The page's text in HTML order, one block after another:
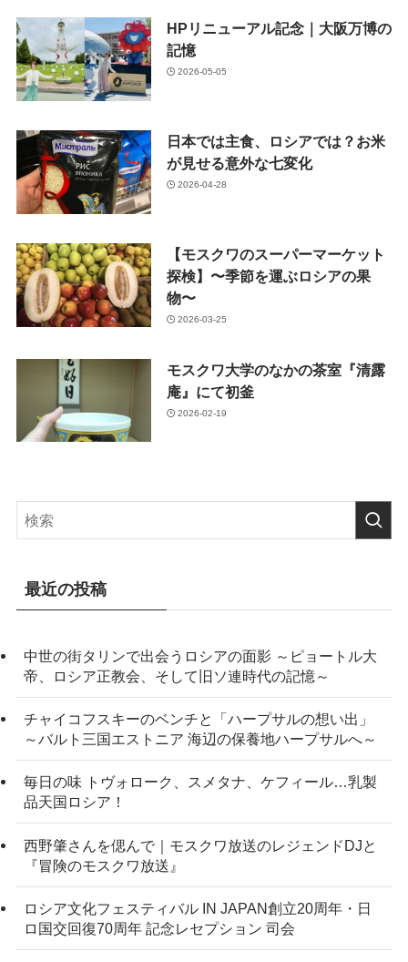
HPリニューアル記念｜大阪万博の
記憶
2026-05-05
日本では主食、ロシアでは？お米
が見せる意外な七変化
2026-04-28
【モスクワのスーパーマーケット
探検】〜季節を運ぶロシアの果
物〜
2026-03-25
モスクワ大学のなかの茶室『清露
庵』にて初釜
2026-02-19
最近の投稿
中世の街タリンで出会うロシアの面影 ～ピョートル大
帝、ロシア正教会、そして旧ソ連時代の記憶～
チャイコフスキーのベンチと「ハープサルの想い出」
～バルト三国エストニア 海辺の保養地ハープサルへ～
毎日の味 トヴォローク、スメタナ、ケフィール…乳製
品天国ロシア！
西野肇さんを偲んで｜モスクワ放送のレジェンドDJと
『冒険のモスクワ放送』
ロシア文化フェスティバル IN JAPAN創立20周年・日
ロ国交回復70周年 記念レセプション 司会